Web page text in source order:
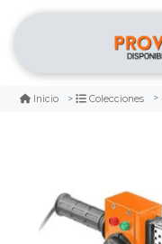
Inicio Colecciones